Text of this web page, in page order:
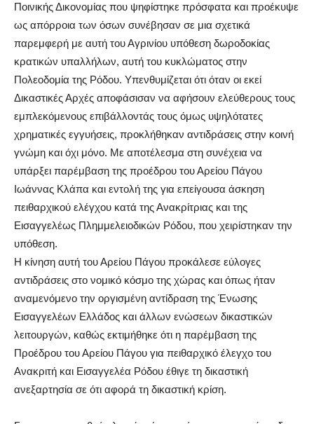
Ποινικής Δικονομίας που ψηφίστηκε πρόσφατα και προέκυψε
ως απόρροια των όσων συνέβησαν σε μια σχετικά
παρεμφερή με αυτή του Αγρινίου υπόθεση δωροδοκίας
κρατικών υπαλλήλων, αυτή του κυκλώματος στην
Πολεοδομία της Ρόδου. Υπενθυμίζεται ότι όταν οι εκεί
Δικαστικές Αρχές αποφάσισαν να αφήσουν ελεύθερους τους
εμπλεκόμενους επιβάλλοντάς τους όμως υψηλότατες
χρηματικές εγγυήσεις, προκλήθηκαν αντιδράσεις στην κοινή
γνώμη και όχι μόνο. Με αποτέλεσμα στη συνέχεια να
υπάρξει παρέμβαση της προέδρου του Αρείου Πάγου
Ιωάννας Κλάπα και εντολή της για επείγουσα άσκηση
πειθαρχικού ελέγχου κατά της Ανακρίτριας και της
Εισαγγελέως Πλημμελειοδικών Ρόδου, που χειρίστηκαν την
υπόθεση.
Η κίνηση αυτή του Αρείου Πάγου προκάλεσε εύλογες
αντιδράσεις στο νομικό κόσμο της χώρας και όπως ήταν
αναμενόμενο την οργισμένη αντίδραση της Ένωσης
Εισαγγελέων Ελλάδος και άλλων ενώσεων δικαστικών
λειτουργών, καθώς εκτιμήθηκε ότι η παρέμβαση της
Προέδρου του Αρείου Πάγου για πειθαρχικό έλεγχο του
Ανακριτή και Εισαγγελέα Ρόδου έθιγε τη δικαστική
ανεξαρτησία σε ότι αφορά τη δικαστική κρίση.